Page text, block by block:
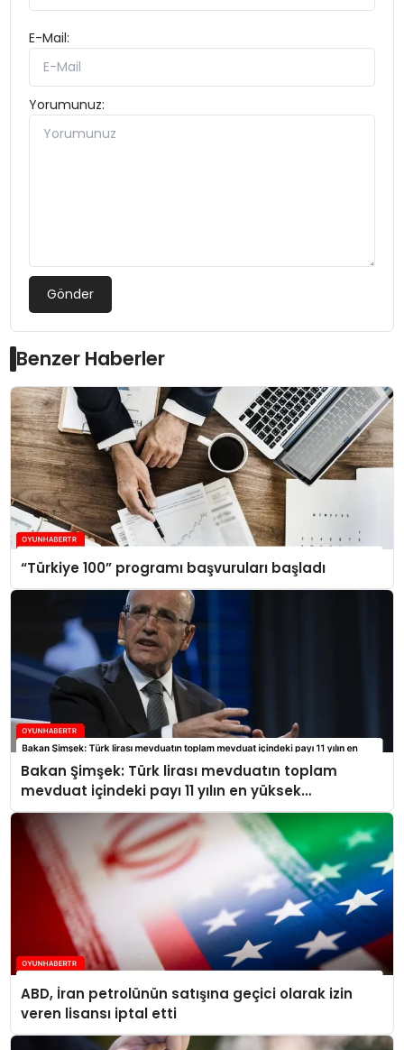
E-Mail:
Yorumunuz:
Gönder
Benzer Haberler
“Türkiye 100” programı başvuruları başladı
Bakan Şimşek: Türk lirası mevduatın toplam
mevduat içindeki payı 11 yılın en yüksek
seviyelerine ulaştı
ABD, İran petrolünün satışına geçici olarak izin
veren lisansı iptal etti